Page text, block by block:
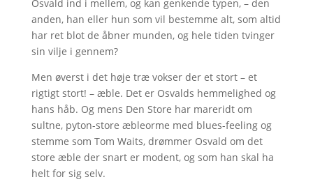
Osvald ind i mellem, og kan genkende typen, – den
anden, han eller hun som vil bestemme alt, som altid
har ret blot de åbner munden, og hele tiden tvinger
sin vilje i gennem?
Men øverst i det høje træ vokser der et stort – et
rigtigt stort! – æble. Det er Osvalds hemmelighed og
hans håb. Og mens Den Store har mareridt om
sultne, pyton-store æbleorme med blues-feeling og
stemme som Tom Waits, drømmer Osvald om det
store æble der snart er modent, og som han skal ha
helt for sig selv.